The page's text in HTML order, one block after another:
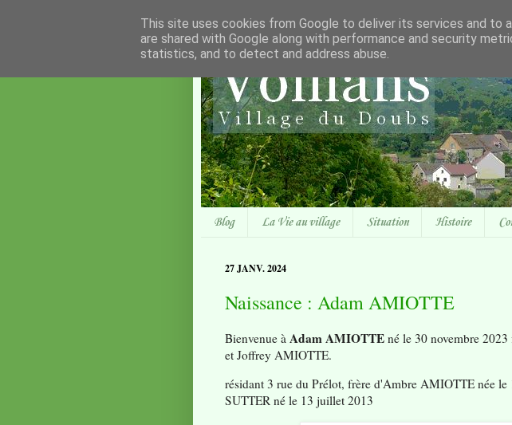
Blog La Vie au village Situation Histoire
27 JANV. 2024
Naissance : Adam AMIOTTE
Bienvenue à Adam AMIOTTE né le 30 novembre
et Joffrey AMIOTTE.
résidant 3 rue du Prélot, frère d'Ambre AMIOTTE née le
SUTTER né le 13 juillet 2013
This site uses cookies from Google to deliver its services and to
are shared with Google along with performance and security
statistics, and to detect and address abuse.